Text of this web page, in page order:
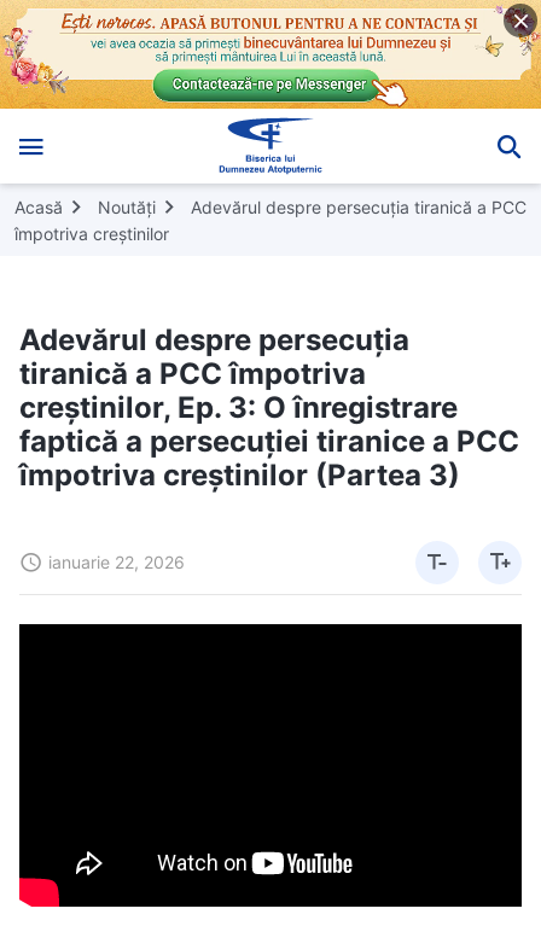
Acasă Noutăți
Adevărul despre persecuția tiranică a PCC
împotriva creștinilor
Adevărul despre persecuția
tiranică a PCC împotriva
creștinilor, Ep. 3: O înregistrare
faptică a persecuției tiranice a PCC
împotriva creștinilor (Partea 3)
ianuarie 22, 2026